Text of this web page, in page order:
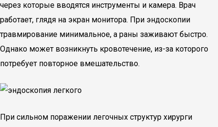
через которые вводятся инструменты и камера. Врач
работает, глядя на экран монитора. При эндоскопии
травмирование минимальное, а раны заживают быстро.
Однако может возникнуть кровотечение, из-за которого
потребует повторное вмешательство.
При сильном поражении легочных структур хирурги